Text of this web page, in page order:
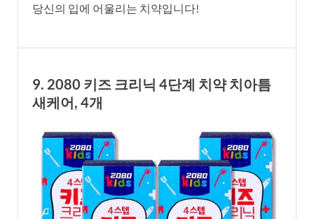
당신의 입에 어울리는 치약입니다!
9. 2080 키즈 크리닉 4단계 치약 치아틈
새케어, 4개